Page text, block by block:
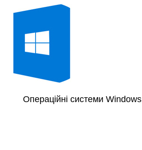
Операційні системи Windows